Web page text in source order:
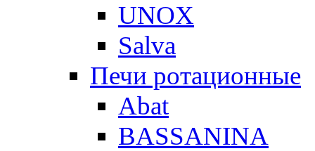
UNOX
Salva
Печи ротационные
Abat
BASSANINA